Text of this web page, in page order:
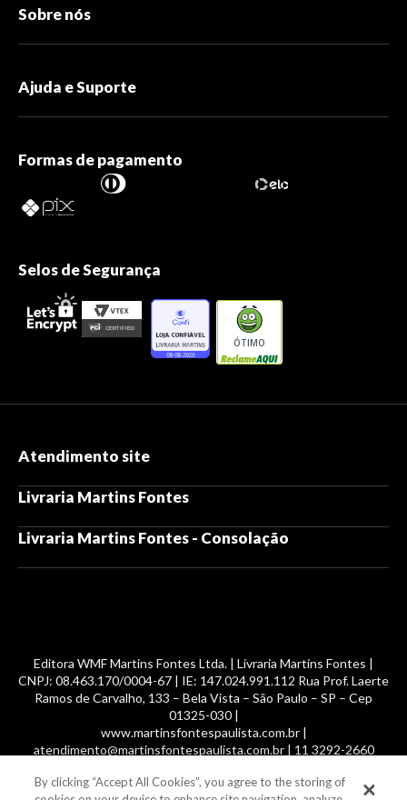
Sobre nós
Ajuda e Suporte
Formas de pagamento
Selos de Segurança
ÓTIMO
Atendimento site
Livraria Martins Fontes
Livraria Martins Fontes - Consolação
Editora WMF Martins Fontes Ltda. | Livraria Martins Fontes |
CNPJ: 08.463.170/0004-67 | IE: 147.024.991.112 Rua Prof. Laerte
Ramos de Carvalho, 133 – Bela Vista – São Paulo – SP – Cep
01325-030 |
www.martinsfontespaulista.com.br |
atendimento@martinsfontespaulista.com.br | 11 3292-2660
© 2014 -2026, MartinsFontes livros nacionais e importados,
By clicking “Accept All Cookies”, you agree to the storing of